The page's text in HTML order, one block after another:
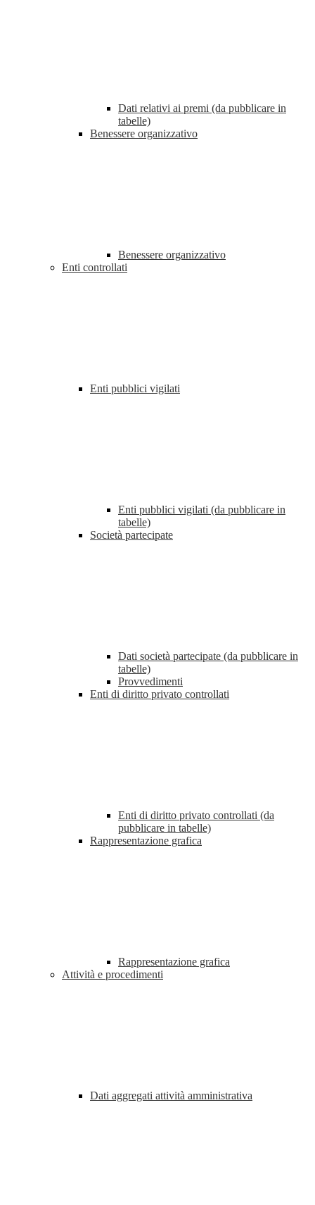
Dati relativi ai premi (da pubblicare in
tabelle)
Benessere organizzativo
Benessere organizzativo
Enti controllati
Enti pubblici vigilati
Enti pubblici vigilati (da pubblicare in
tabelle)
Società partecipate
Dati società partecipate (da pubblicare in
tabelle)
Provvedimenti
Enti di diritto privato controllati
Enti di diritto privato controllati (da
pubblicare in tabelle)
Rappresentazione grafica
Rappresentazione grafica
Attività e procedimenti
Dati aggregati attività amministrativa